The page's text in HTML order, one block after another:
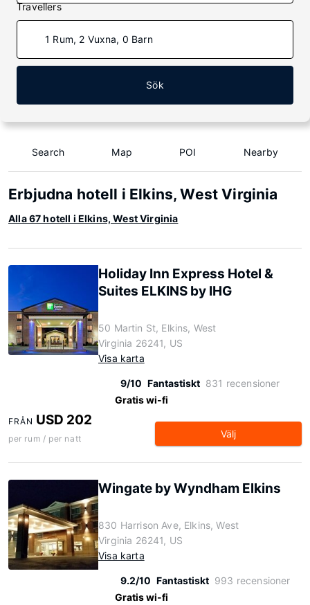
Travellers
1 Rum, 2 Vuxna, 0 Barn
Sök
Search Map POI Nearby
Erbjudna hotell i Elkins, West Virginia
Alla 67 hotell i Elkins, West Virginia
Holiday Inn Express Hotel &
Suites ELKINS by IHG
50 Martin St, Elkins, West
Virginia 26241, US
Visa karta
9/10 Fantastiskt 831 recensioner
Gratis wi-fi
FRÅN USD 202
per rum / per natt Välj
Wingate by Wyndham Elkins
830 Harrison Ave, Elkins, West
Virginia 26241, US
Visa karta
9.2/10 Fantastiskt 993 recensioner
Gratis wi-fi